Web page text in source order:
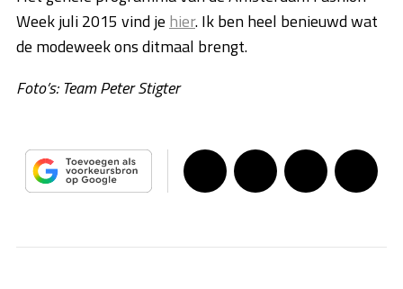
Week juli 2015 vind je hier. Ik ben heel benieuwd wat
de modeweek ons ditmaal brengt.
Foto’s: Team Peter Stigter